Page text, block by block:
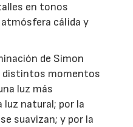
en tonos
cálida y
de Simon
distintos momentos
luz más
luz natural; por la
suavizan; y por la